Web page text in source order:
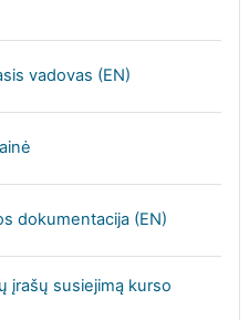
vadovas (EN)
dokumentacija (EN)
įrašų susiejimą kurso